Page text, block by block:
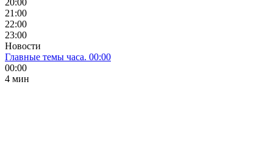
20:00
21:00
22:00
23:00
Новости
Главные темы часа. 00:00
00:00
4 мин